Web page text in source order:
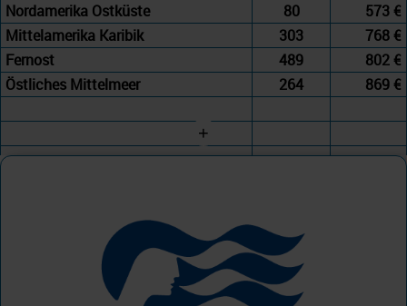
Nordamerika Ostküste
80
573 €
Mittelamerika Karibik
303
768 €
Fernost
489
802 €
Östliches Mittelmeer
264 869 €
+